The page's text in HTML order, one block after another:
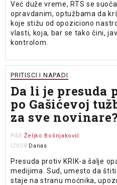
Već duže vreme, RTS se
opravdanim, optužbama da
koje stižu od opoziciono
vlasti, koja, bar se tako čini,
kontrolom.
PRITISCI I NAPADI
Da li je presuda
po Gašićevoj
za sve novinare?
PIŠE Željko Bošnjaković
IZVOR Danas
Presuda protiv KRIK-a šalje
medijima. Sud, umesto da
staje na stranu moćnika,